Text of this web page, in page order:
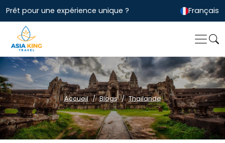
Prêt pour une expérience unique ? Français
Accueil Blogs Thailande